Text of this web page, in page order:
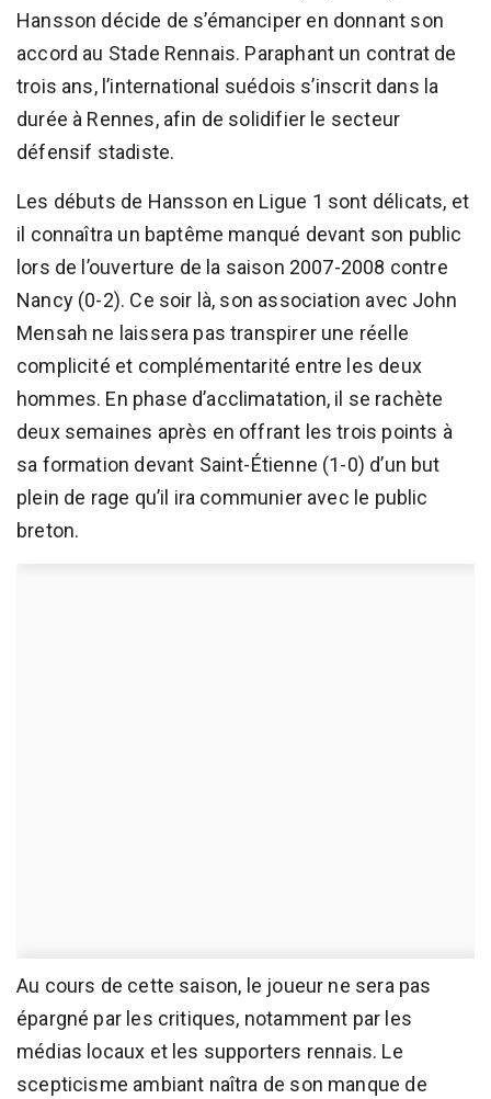
Hansson décide de s’émanciper en donnant son
accord au Stade Rennais. Paraphant un contrat de
trois ans, l’international suédois s’inscrit dans la
durée à Rennes, afin de solidifier le secteur
défensif stadiste.
Les débuts de Hansson en Ligue 1 sont délicats, et
il connaîtra un baptême manqué devant son public
lors de l’ouverture de la saison 2007-2008 contre
Nancy (0-2). Ce soir là, son association avec John
Mensah ne laissera pas transpirer une réelle
complicité et complémentarité entre les deux
hommes. En phase d’acclimatation, il se rachète
deux semaines après en offrant les trois points à
sa formation devant Saint-Étienne (1-0) d’un but
plein de rage qu’il ira communier avec le public
breton.
Au cours de cette saison, le joueur ne sera pas
épargné par les critiques, notamment par les
médias locaux et les supporters rennais. Le
scepticisme ambiant naîtra de son manque de